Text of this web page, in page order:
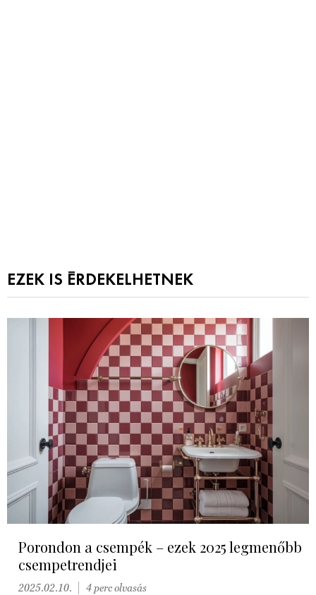
EZEK IS ÉRDEKELHETNEK
Porondon a csempék – ezek 2025 legmenőbb
csempetrendjei
2025.02.10. 4 perc olvasás